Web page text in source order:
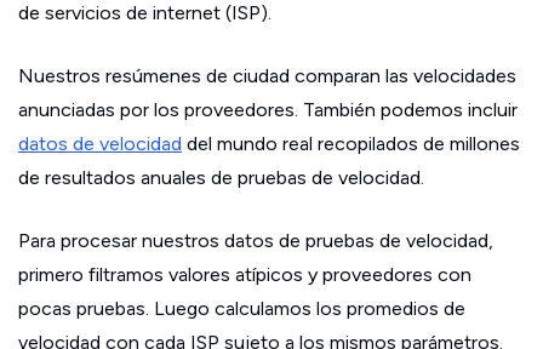
de servicios de internet (ISP).
Nuestros resúmenes de ciudad comparan las velocidades
anunciadas por los proveedores. También podemos incluir
datos de velocidad del mundo real recopilados de millones
de resultados anuales de pruebas de velocidad.
Para procesar nuestros datos de pruebas de velocidad,
primero filtramos valores atípicos y proveedores con
pocas pruebas. Luego calculamos los promedios de
velocidad con cada ISP sujeto a los mismos parámetros.